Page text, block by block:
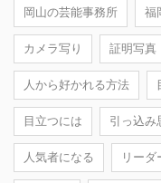
岡山の芸能事務所 福
カメラ写り 証明写真
人から好かれる方法
目立つには 引っ込み
人気者になる リーダ